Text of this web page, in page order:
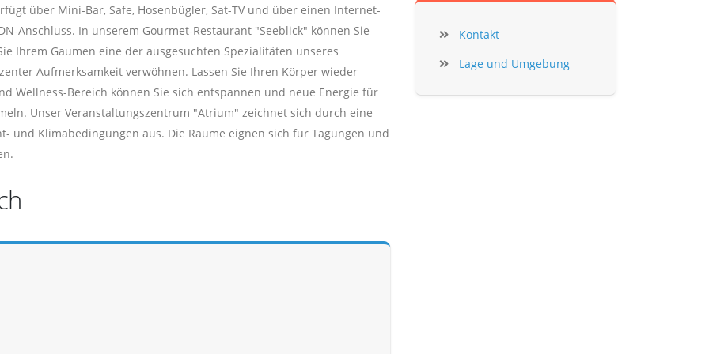
über Mini-Bar, Safe, Hosenbügler, Sat-TV und über einen Internet-
Anschluss. In unserem Gourmet-Restaurant "Seeblick" können Sie
Ihrem Gaumen eine der ausgesuchten Spezialitäten unseres
Aufmerksamkeit verwöhnen. Lassen Sie Ihren Körper wieder
Wellness-Bereich können Sie sich entspannen und neue Energie für
Unser Veranstaltungszentrum "Atrium" zeichnet sich durch eine
und Klimabedingungen aus. Die Räume eignen sich für Tagungen und
Kontakt
Lage und Umgebung